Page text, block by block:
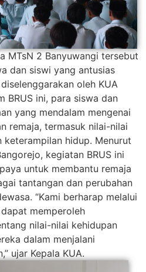
MTsN 2 Banyuwangi tersebut
dan siswi yang antusias
oleh KUA
BRUS ini, para siswa dan
yang mendalam mengenai
remaja, termasuk nilai-nilai
keterampilan hidup. Menurut
kegiatan BRUS ini
untuk membantu remaja
tantangan dan perubahan
“Kami berharap melalui
memperoleh
nilai-nilai kehidupan
dalam menjalani
ujar Kepala KUA.